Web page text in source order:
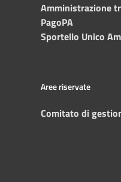
Amministrazione
PagoPA
Sportello Unico
Aree riservate
Comitato di